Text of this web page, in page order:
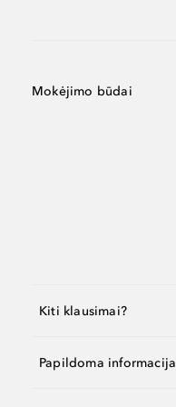
Mokėjimo būdai
Kiti klausimai?
Papildoma informacija